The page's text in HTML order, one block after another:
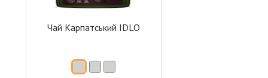
Чай Карпатський IDLO